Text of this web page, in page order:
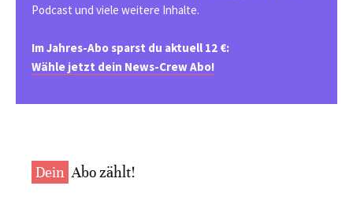
Podcast und viele weitere Inhalte.
Im Jahres-Abo sparst du aktuell 12 €:
Wähle jetzt dein News-Crew Abo!
Dein Abo zählt!